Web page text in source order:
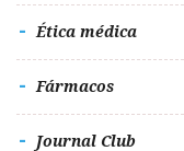
Ética médica
Fármacos
Journal Club